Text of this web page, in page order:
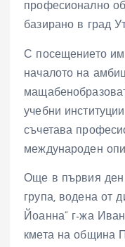
професионално
базирано в град
С посещението
началото на
учебни
съчетава
международен
Още в първия ден
група, водена от
Йоанна“ г-жа
кмета на община